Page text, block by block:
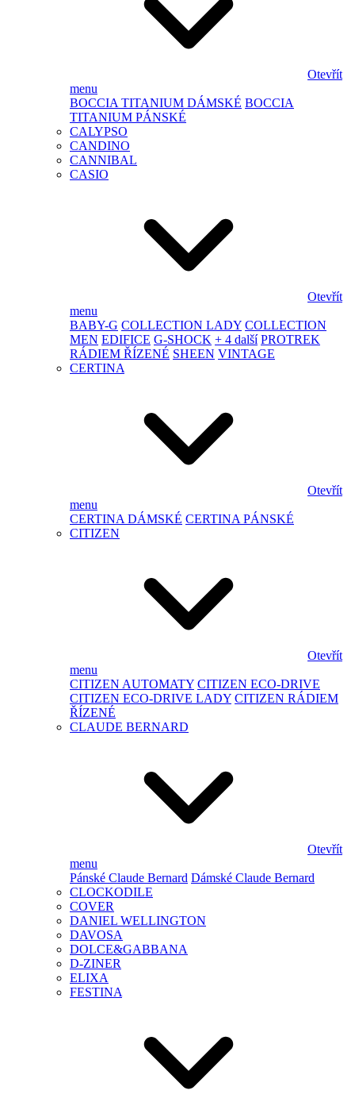
Otevřít
menu
BOCCIA TITANIUM DÁMSKÉ BOCCIA
TITANIUM PÁNSKÉ
CALYPSO
CANDINO
CANNIBAL
CASIO
Otevřít
menu
BABY-G COLLECTION LADY COLLECTION
MEN EDIFICE G-SHOCK + 4 další PROTREK
RÁDIEM ŘÍZENÉ SHEEN VINTAGE
CERTINA
Otevřít
menu
CERTINA DÁMSKÉ CERTINA PÁNSKÉ
CITIZEN
Otevřít
menu
CITIZEN AUTOMATY CITIZEN ECO-DRIVE
CITIZEN ECO-DRIVE LADY CITIZEN RÁDIEM
ŘÍZENÉ
CLAUDE BERNARD
Otevřít
menu
Pánské Claude Bernard Dámské Claude Bernard
CLOCKODILE
COVER
DANIEL WELLINGTON
DAVOSA
DOLCE&GABBANA
D-ZINER
ELIXA
FESTINA